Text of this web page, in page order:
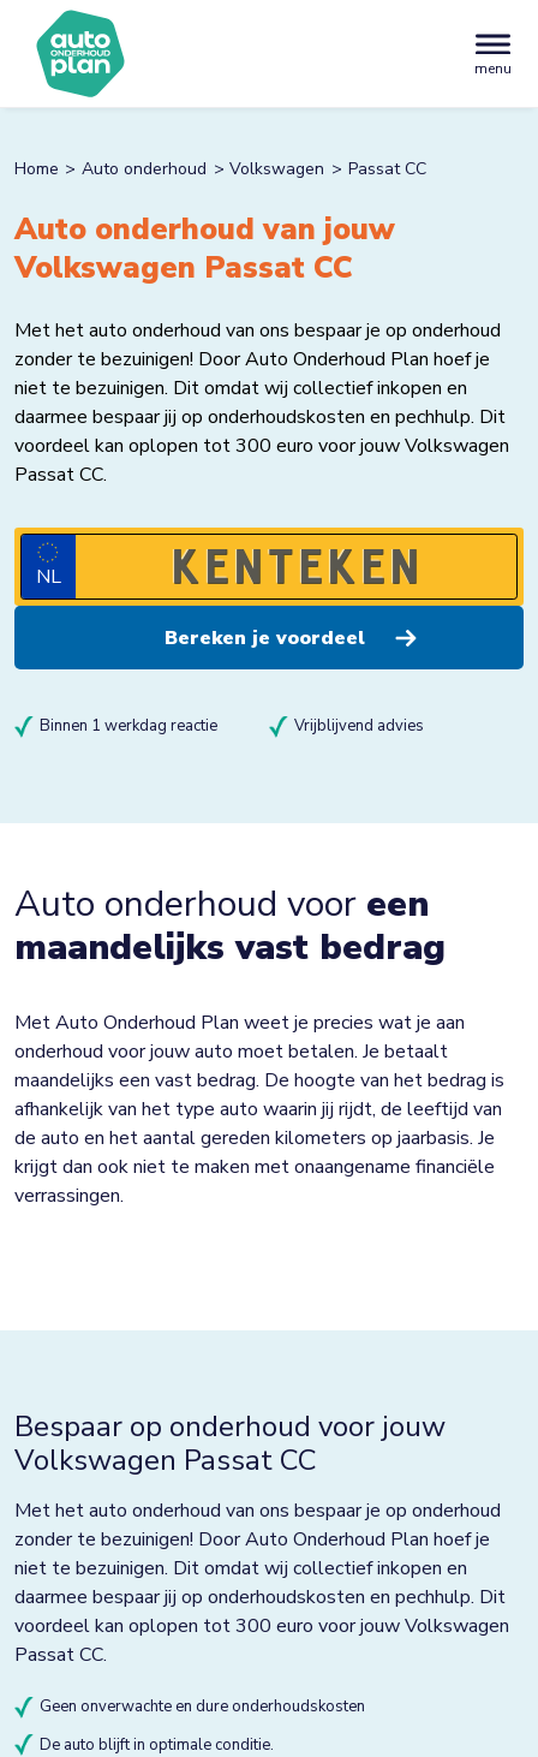
menu
Home Auto onderhoud Volkswagen Passat CC
Auto onderhoud van jouw
Volkswagen Passat CC
Met het auto onderhoud van ons bespaar je op onderhoud
zonder te bezuinigen! Door Auto Onderhoud Plan hoef je
niet te bezuinigen. Dit omdat wij collectief inkopen en
daarmee bespaar jij op onderhoudskosten en pechhulp. Dit
voordeel kan oplopen tot 300 euro voor jouw Volkswagen
Passat CC.
NL
Binnen 1 werkdag reactie Vrijblijvend advies
Auto onderhoud voor een
maandelijks vast bedrag
Met Auto Onderhoud Plan weet je precies wat je aan
onderhoud voor jouw auto moet betalen. Je betaalt
maandelijks een vast bedrag. De hoogte van het bedrag is
afhankelijk van het type auto waarin jij rijdt, de leeftijd van
de auto en het aantal gereden kilometers op jaarbasis. Je
krijgt dan ook niet te maken met onaangename financiële
verrassingen.
Bespaar op onderhoud voor jouw
Volkswagen Passat CC
Met het auto onderhoud van ons bespaar je op onderhoud
zonder te bezuinigen! Door Auto Onderhoud Plan hoef je
niet te bezuinigen. Dit omdat wij collectief inkopen en
daarmee bespaar jij op onderhoudskosten en pechhulp. Dit
voordeel kan oplopen tot 300 euro voor jouw Volkswagen
Passat CC.
Geen onverwachte en dure onderhoudskosten
De auto blijft in optimale conditie.